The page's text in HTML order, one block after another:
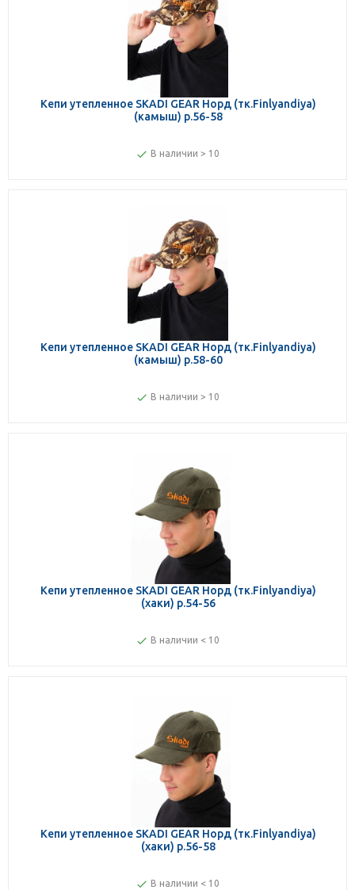
Кепи утепленное SKADI GEAR Норд (тк.Finlyandiya)
(камыш) р.56-58
В наличии > 10
Кепи утепленное SKADI GEAR Норд (тк.Finlyandiya)
(камыш) р.58-60
В наличии > 10
Кепи утепленное SKADI GEAR Норд (тк.Finlyandiya)
(хаки) р.54-56
В наличии < 10
Кепи утепленное SKADI GEAR Норд (тк.Finlyandiya)
(хаки) р.56-58
В наличии < 10